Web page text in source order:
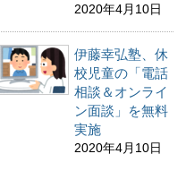
2020年4月10日
伊藤幸弘塾、休
校児童の「電話
相談＆オンライ
ン面談」を無料
実施
2020年4月10日